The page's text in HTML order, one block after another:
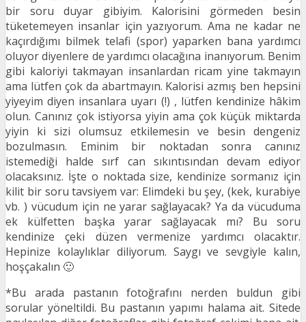
bir soru duyar gibiyim. Kalorisini görmeden besin
tüketemeyen insanlar için yazıyorum. Ama ne kadar ne
kaçırdığımı bilmek telafi (spor) yaparken bana yardımcı
oluyor diyenlere de yardımcı olacağına inanıyorum. Benim
gibi kaloriyi takmayan insanlardan ricam yine takmayın
ama lütfen çok da abartmayın. Kalorisi azmış ben hepsini
yiyeyim diyen insanlara uyarı (!) , lütfen kendinize hâkim
olun. Canınız çok istiyorsa yiyin ama çok küçük miktarda
yiyin ki sizi olumsuz etkilemesin ve besin dengeniz
bozulmasın. Eminim bir noktadan sonra canınız
istemediği halde sırf can sıkıntısından devam ediyor
olacaksınız. İşte o noktada size, kendinize sormanız için
kilit bir soru tavsiyem var: Elimdeki bu şey, (kek, kurabiye
vb. ) vücudum için ne yarar sağlayacak? Ya da vücuduma
ek külfetten başka yarar sağlayacak mı? Bu soru
kendinize çeki düzen vermenize yardımcı olacaktır.
Hepinize kolaylıklar diliyorum. Saygı ve sevgiyle kalın,
hoşçakalın 🙂
*Bu arada pastanın fotoğrafını nerden buldun gibi
sorular yöneltildi. Bu pastanın yapımı halama ait. Sitede